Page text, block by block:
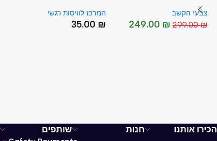
צבעי הקשב
299.00₪
249.00 ₪
המרכז לוויסות רגשי
35.00 ₪
הכירו אותנו חנות
שותפים